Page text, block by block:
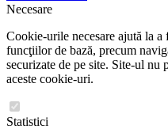
Necesare
Cookie-urile necesare ajută la
funcţiilor de bază, precum
securizate de pe site. Site-ul nu
aceste cookie-uri.
Statistici